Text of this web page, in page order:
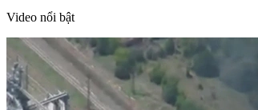
Video nổi bật